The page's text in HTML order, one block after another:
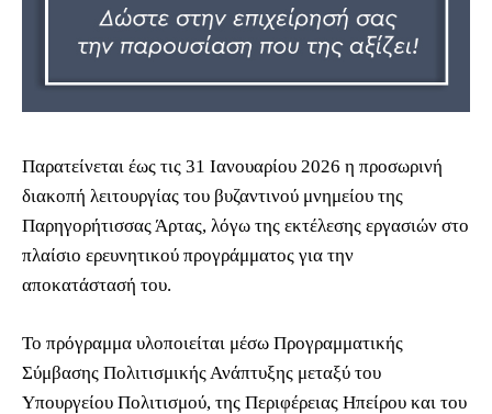
Παρατείνεται έως τις 31 Ιανουαρίου 2026 η προσωρινή
διακοπή λειτουργίας του βυζαντινού μνημείου της
Παρηγορήτισσας Άρτας, λόγω της εκτέλεσης εργασιών στο
πλαίσιο ερευνητικού προγράμματος για την
αποκατάστασή του.
Το πρόγραμμα υλοποιείται μέσω Προγραμματικής
Σύμβασης Πολιτισμικής Ανάπτυξης μεταξύ του
Υπουργείου Πολιτισμού, της Περιφέρειας Ηπείρου και του